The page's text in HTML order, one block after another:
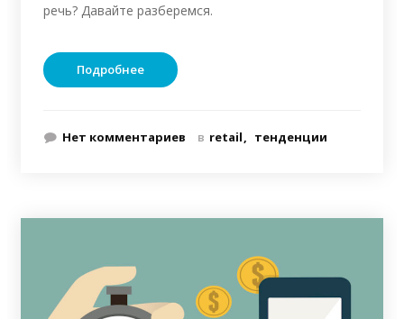
речь? Давайте разберемся.
Подробнее
Нет комментариев в retail тенденции